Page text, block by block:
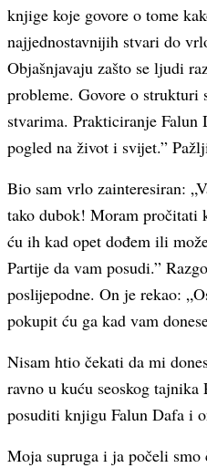
knjige koje govore o tome
najjednostavnijih stvari do
Objašnjavaju zašto se ljudi
probleme. Govore o
stvarima. Prakticiranje
pogled na život i svijet.”
Bio sam vrlo zainteresiran:
tako dubok! Moram pročitati
ću ih kad opet dođem ili
Partije da vam posudi.”
poslijepodne. On je rekao:
pokupit ću ga kad vam
Nisam htio čekati da mi
ravno u kuću seoskog
posuditi knjigu Falun Dafa i
Moja supruga i ja počeli